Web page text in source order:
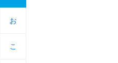
お
お
こ
こ